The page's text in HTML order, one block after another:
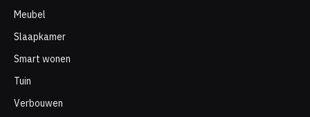
Meubel
Slaapkamer
Smart wonen
Tuin
Verbouwen